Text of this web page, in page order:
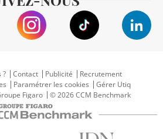
?
Contact Publicité
Recrutement
Paramétrer les cookies
Gérer Utiq
Figaro © 2026 CCM Benchmark